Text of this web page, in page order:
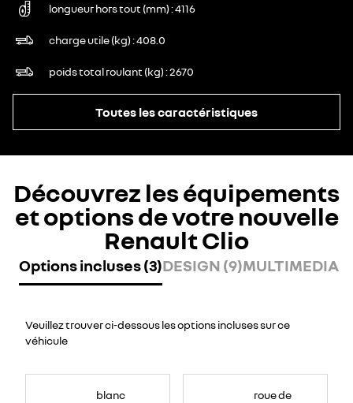
longueur hors tout (mm) 4116
charge utile (kg) 408.0
poids total roulant (kg) 2670
Toutes les caractéristiques
Découvrez les équipements
et options de votre nouvelle
Renault Clio
Options incluses (3)DESIGN (9)MULTIMEDIA
Veuillez trouver ci-dessous les options incluses sur ce
véhicule
blanc
roue de